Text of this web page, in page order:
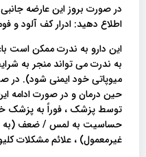
در صورت بروز این عارضه
اطلاع دهید: ادرار کف آلود و
این دارو به ندرت ممکن است
به ندرت می تواند منجر به
میوپاتی خود ایمنی شود). در
حین درمان و در صورت ادامه
توسط پزشک ، فوراً به پزشک
حساسیت به لمس / ضعف (به
غیرمعمول) ، علائم مشکلات